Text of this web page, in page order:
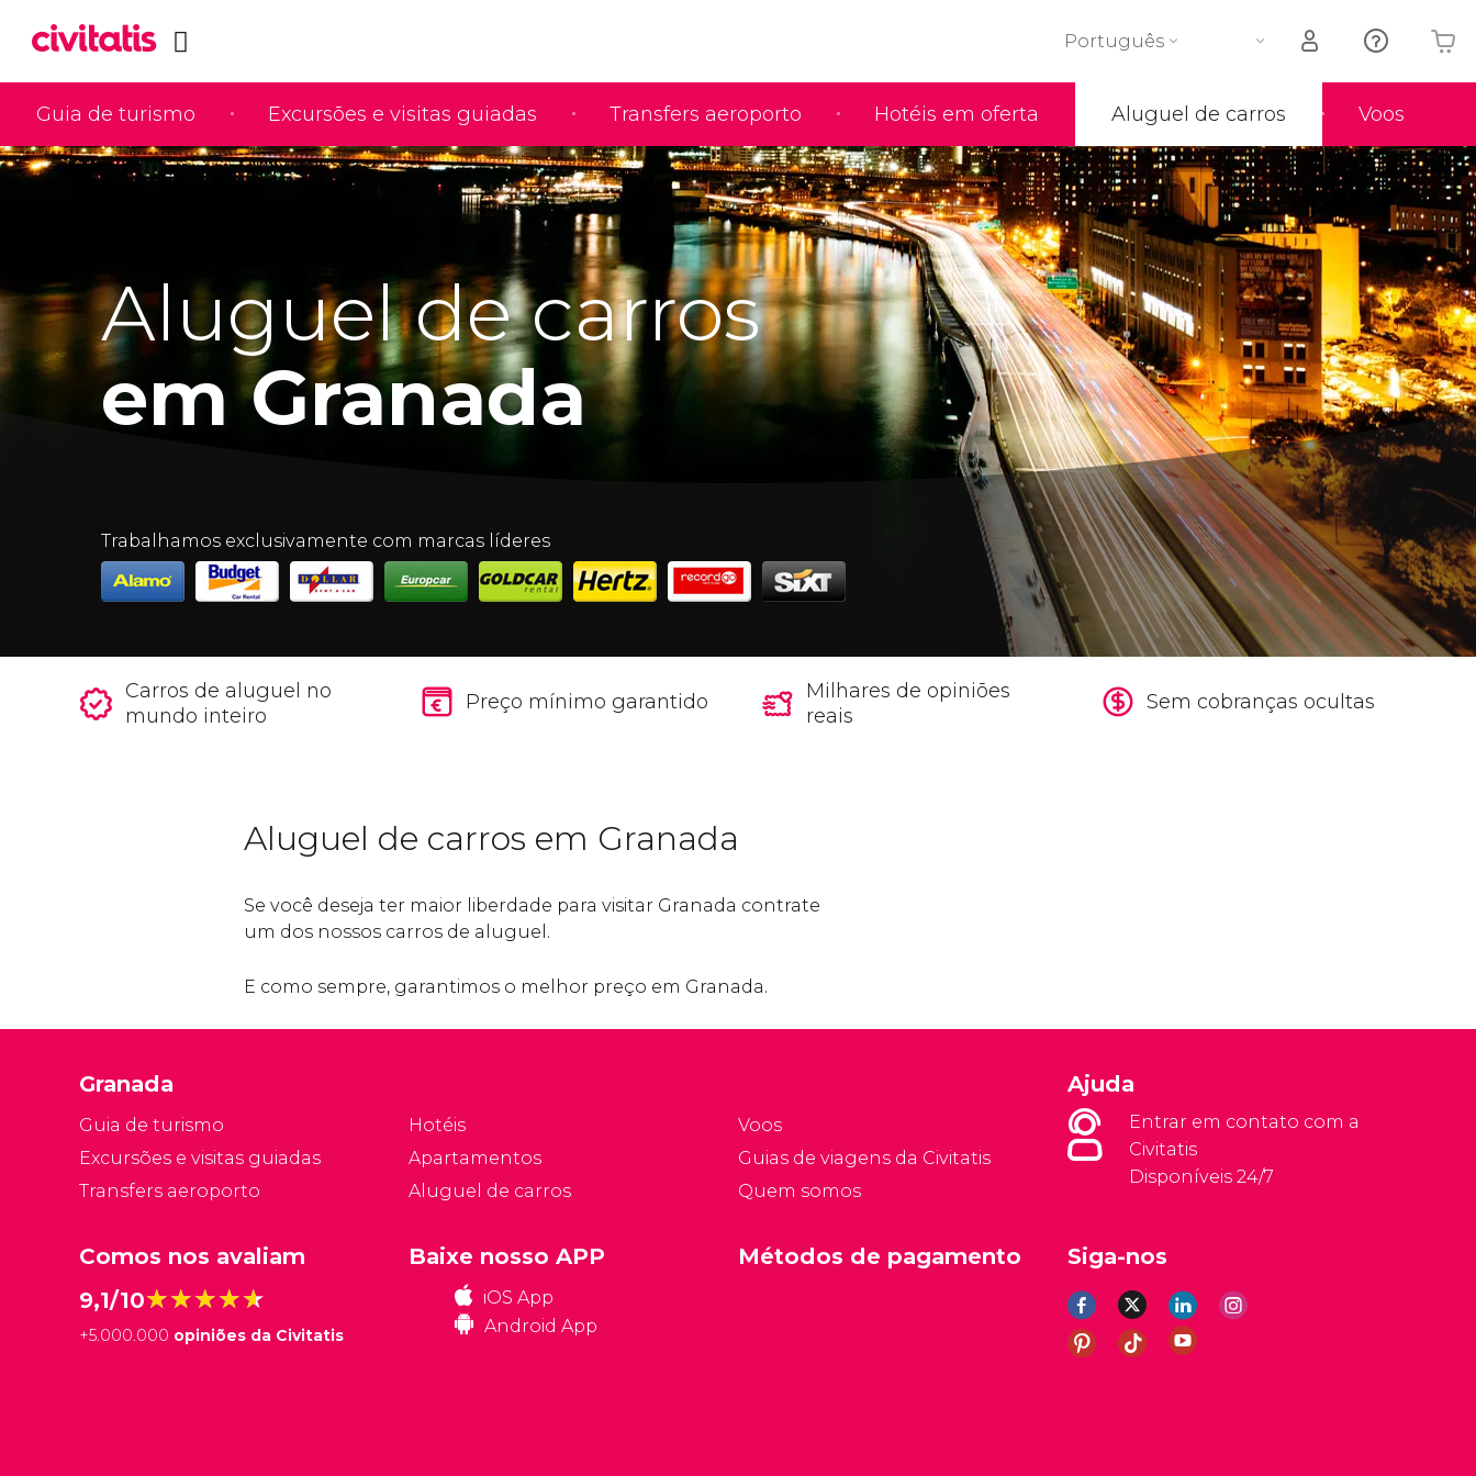
Guia de turismo Excursões e visitas guiadas Transfers aeroporto Hotéis em oferta Aluguel de carros Voos
Português
O seu carrinho está vazio
Aluguel de carros
em Granada
Trabalhamos exclusivamente com marcas líderes
Carros de aluguel no
mundo inteiro
Preço mínimo garantido
Milhares de opiniões
reais
Sem cobranças ocultas
Aluguel de carros em Granada
Se você deseja ter maior liberdade para visitar Granada contrate
um dos nossos carros de aluguel.
E como sempre, garantimos o melhor preço em Granada.
Granada
Guia de turismo
Excursões e visitas guiadas
Transfers aeroporto
Hotéis
Apartamentos
Aluguel de carros
Voos
Guias de viagens da Civitatis
Quem somos
Ajuda
Entrar em contato com a
Civitatis
Disponíveis 24/7
Comos nos avaliam
9,1/10★★★★★
★★★★★
+5.000.000 opiniões da Civitatis
Siga-nos
Baixe nosso APP
iOS App
Android App
Métodos de pagamento